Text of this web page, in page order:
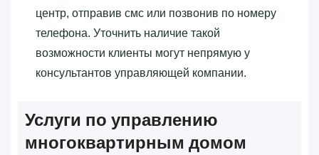
центр, отправив смс или позвонив по номеру
телефона. Уточнить наличие такой
возможности клиенты могут непрямую у
консультантов управляющей компании.
Услуги по управлению
многоквартирным домом